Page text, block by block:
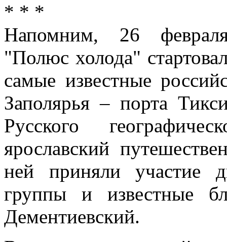
* * *
Напомним, 26 февраля
"Полюс холода"
самые известные
Заполярья – порта
Русского
ярославский
ней приняли участие
группы и известные
Дементиевский.